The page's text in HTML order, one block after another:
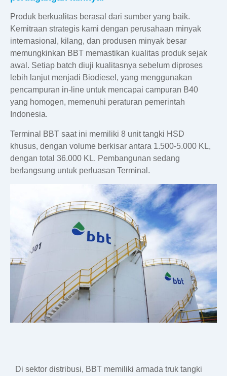
Produk berkualitas berasal dari sumber yang baik.
Kemitraan strategis kami dengan perusahaan minyak
internasional, kilang, dan produsen minyak besar
memungkinkan BBT memastikan kualitas produk sejak
awal. Setiap batch diuji kualitasnya sebelum diproses
lebih lanjut menjadi Biodiesel, yang menggunakan
pencampuran in-line untuk mencapai campuran B40
yang homogen, memenuhi peraturan pemerintah
Indonesia.
Terminal BBT saat ini memiliki 8 unit tangki HSD
khusus, dengan volume berkisar antara 1.500-5.000 KL,
dengan total 36.000 KL. Pembangunan sedang
berlangsung untuk perluasan Terminal.
Di sektor distribusi, BBT memiliki armada truk tangki